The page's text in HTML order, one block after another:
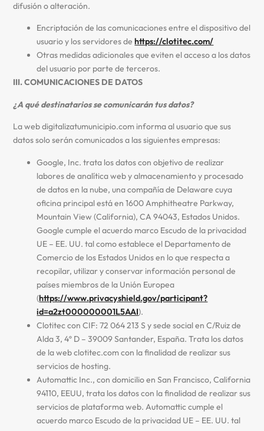
difusión o alteración.
Encriptación de las comunicaciones entre el dispositivo del
usuario y los servidores de https://clotitec.com/
Otras medidas adicionales que eviten el acceso a los datos
del usuario por parte de terceros.
III. COMUNICACIONES DE DATOS
¿A qué destinatarios se comunicarán tus datos?
La web digitalizatumunicipio.com informa al usuario que sus
datos solo serán comunicados a las siguientes empresas:
Google, Inc. trata los datos con objetivo de realizar
labores de analítica web y almacenamiento y procesado
de datos en la nube, una compañía de Delaware cuya
oficina principal está en 1600 Amphitheatre Parkway,
Mountain View (California), CA 94043, Estados Unidos.
Google cumple el acuerdo marco Escudo de la privacidad
UE – EE. UU. tal como establece el Departamento de
Comercio de los Estados Unidos en lo que respecta a
recopilar, utilizar y conservar información personal de
países miembros de la Unión Europea
(https://www.privacyshield.gov/participant?
id=a2zt000000001L5AAI).
Clotitec con CIF: 72 064 213 S y sede social en C/Ruiz de
Alda 3, 4º D – 39009 Santander, España. Trata los datos
de la web clotitec.com con la finalidad de realizar sus
servicios de hosting.
Automattic Inc., con domicilio en San Francisco, California
94110, EEUU, trata los datos con la finalidad de realizar sus
servicios de plataforma web. Automattic cumple el
acuerdo marco Escudo de la privacidad UE – EE. UU. tal